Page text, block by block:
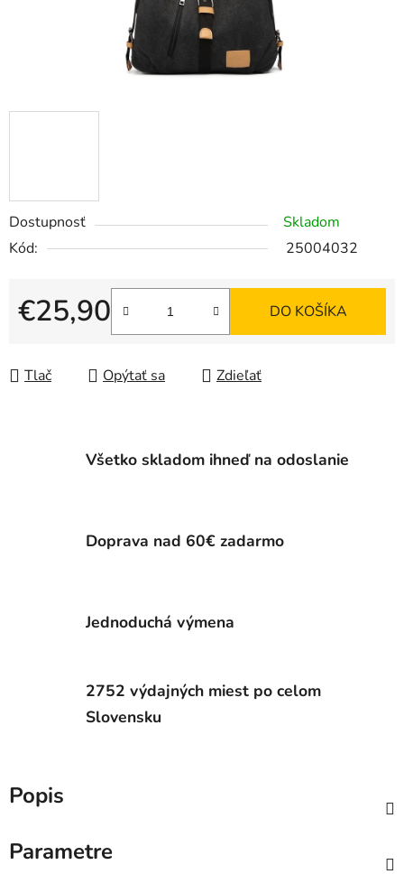
Dostupnosť
Skladom
Kód:
25004032
€25,90
Jednotková cena:
DO KOŠÍKA
Tlač Opýtať sa Zdieľať
Všetko skladom ihneď na odoslanie
Doprava nad 60€ zadarmo
Jednoduchá výmena
2752 výdajných miest po celom
Slovensku
Popis
Parametre